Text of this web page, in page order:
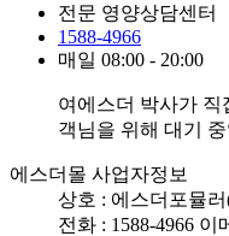
전문 영양상담센터
1588-4966
매일 08:00 - 20:00
여에스더 박사가 직
객님을 위해 대기
에스더몰 사업자정보
상호 : 에스더포뮬
전화 : 1588-4966 이